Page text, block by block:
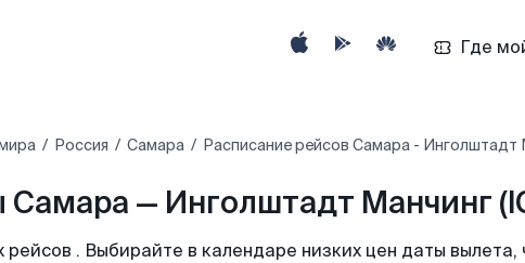
Где
Россия Самара Расписание рейсов Самара - Инголштадт
— Инголштадт Манчинг
. Выбирайте в календаре низких цен даты вылета,